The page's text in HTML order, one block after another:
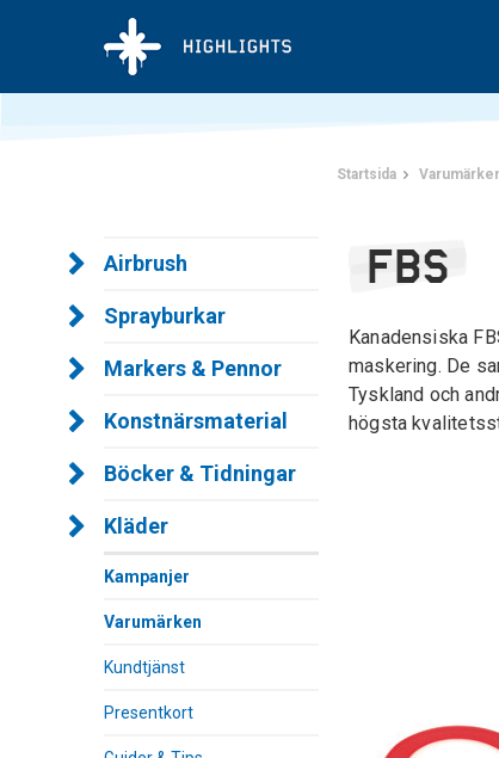
Airbrush
Sprayburkar
Markers & Pennor
Konstnärsmaterial
Böcker & Tidningar
Kläder
Kampanjer
Varumärken
Kundtjänst
Presentkort
Startsida
FBS
Kanadensiska
maskering. De
Tyskland och
högsta